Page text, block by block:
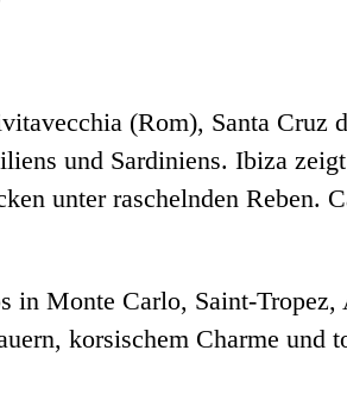
(Rom), Santa Cruz
und Sardiniens. Ibiza
unter raschelnden Reben.
in Monte Carlo, Saint-Tropez,
korsischem Charme und